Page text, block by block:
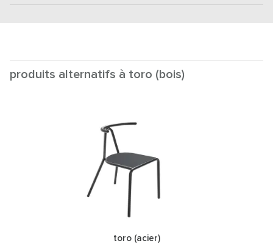
produits alternatifs à toro (bois)
toro (acier)